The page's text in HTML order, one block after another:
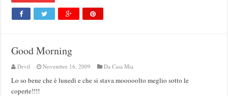
Good Morning
Devil Novembre 16, 2009 Da Casa Mia
Lo so bene che è lunedì e che si stava mooooolto meglio sotto le
coperte!!!!